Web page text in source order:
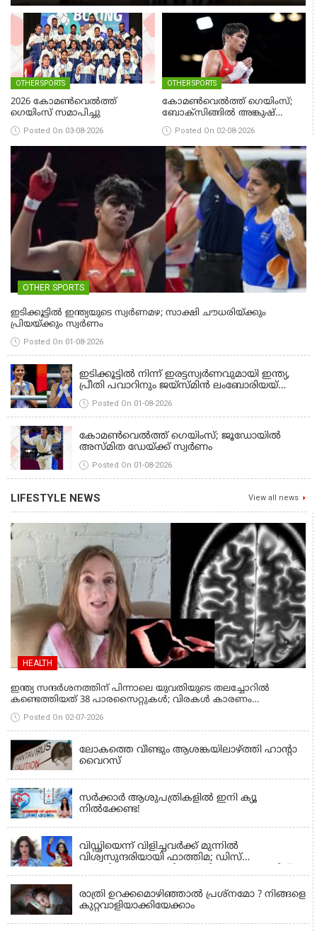
OTHER SPORTS
2026 കോമണ്‍വെല്‍ത്ത്
ഗെയിംസ് സമാപിച്ചു
Posted On 03-08-2026
OTHER SPORTS
കോമണ്‍വെല്‍ത്ത് ഗെയിംസ്;
ബോക്‌സിങ്ങില്‍ അങ്കുഷ്
പംഗലിന് സ്വര്‍ണം
Posted On 02-08-2026
OTHER SPORTS
ഇടിക്കൂട്ടിൽ ഇന്ത്യയുടെ സ്വർണമഴ; സാക്ഷി ചൗധരിയ്ക്കും
പ്രിയയ്ക്കും സ്വർണം
Posted On 01-08-2026
ഇടിക്കൂട്ടിൽ നിന്ന് ഇരട്ടസ്വർണവുമായി ഇന്ത്യ,
പ്രീതി പവാറിനും ജയ്സ്മിന്‍ ലംബോരിയയ്ക്കും
മെഡൽ
Posted On 01-08-2026
കോമണ്‍വെല്‍ത്ത് ഗെയിംസ്; ജൂഡോയിൽ
അസ്മിത ഡേയ്ക്ക് സ്വർണം
Posted On 01-08-2026
LIFESTYLE NEWS View all news
HEALTH
ഇന്ത്യ സന്ദർശനത്തിന് പിന്നാലെ യുവതിയുടെ തലച്ചോറിൽ
കണ്ടെത്തിയത് 38 പാരസൈറ്റുകൾ; വിരകൾ കാരണം
വർഷങ്ങളോളം ചികിത്സ, ജീവിതകാലം മുഴുവനും മരുന്ന്;
ന്യൂറോസിസ്റ്റിസെർക്കോസിസ് എന്താണെന്ന് അറിയാം
Posted On 02-07-2026
ലോകത്തെ വീണ്ടും ആശങ്കയിലാഴ്ത്തി ഹാൻ്റാ
വൈറസ്
സർക്കാർ ആശുപത്രികളിൽ ഇനി ക്യൂ
നിൽക്കേണ്ട!
വിഡ്ഢിയെന്ന് വിളിച്ചവര്‍ക്ക് മുന്നില്‍
വിശ്വസുന്ദരിയായി ഫാത്തിമ; ഡിസ്​
രാത്രി ഉറക്കമൊഴിഞ്ഞാൽ പ്രശ്നമോ ? നിങ്ങളെ
കുറ്റവാളിയാക്കിയേക്കാം